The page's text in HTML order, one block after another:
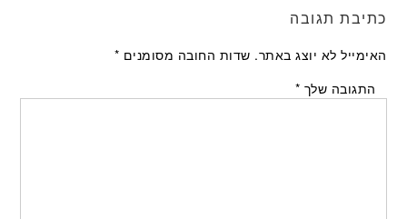
כתיבת תגובה
האימייל לא יוצג באתר. שדות החובה מסומנים *
התגובה שלך *